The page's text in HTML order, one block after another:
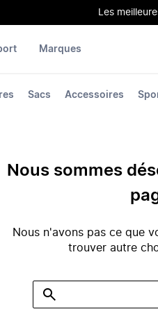
Les
Sacs Accessoires
Marques
Nous sommes
Nous n'avons pas ce que
trouver autre